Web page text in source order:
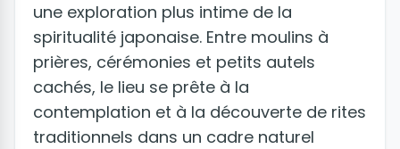
une exploration plus intime de la
spiritualité japonaise. Entre moulins à
prières, cérémonies et petits autels
cachés, le lieu se prête à la
contemplation et à la découverte de rites
traditionnels dans un cadre naturel